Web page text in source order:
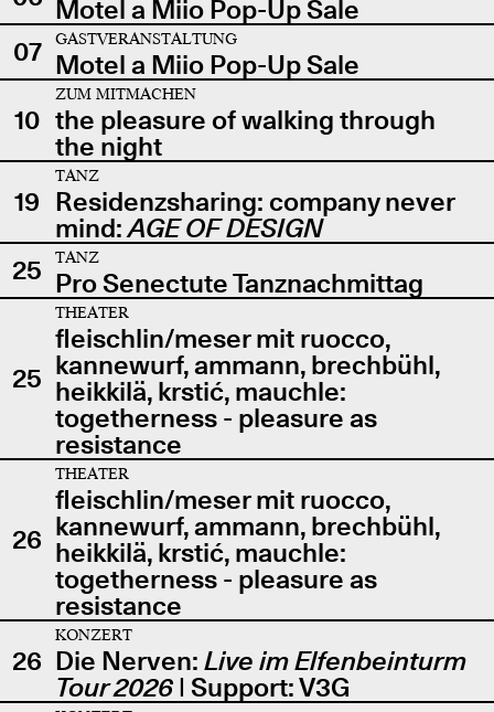
Motel a Miio Pop-Up Sale
07
GASTVERANSTALTUNG
Motel a Miio Pop-Up Sale
10
ZUM MITMACHEN
the pleasure of walking through
the night
19
TANZ
Residenzsharing: company never
mind:AGE OF DESIGN
25
TANZ
Pro Senectute Tanznachmittag
25
THEATER
fleischlin/meser mit ruocco,
kannewurf, ammann, brechbühl,
heikkilä, krstić, mauchle:
togetherness - pleasure as
resistance
26
THEATER
fleischlin/meser mit ruocco,
kannewurf, ammann, brechbühl,
heikkilä, krstić, mauchle:
togetherness - pleasure as
resistance
26
KONZERT
Die Nerven: Live im Elfenbeinturm
Tour 2026| Support: V3G